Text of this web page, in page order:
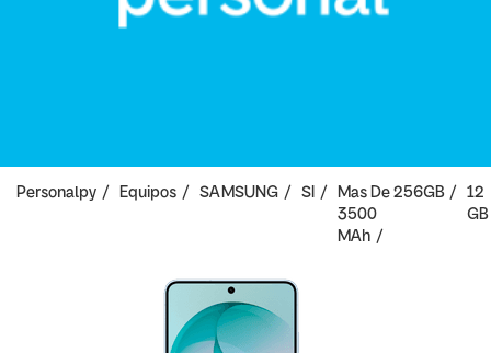
Personalpy Equipos SAMSUNG SI
Mas De
3500
MAh
256GB
12
GB